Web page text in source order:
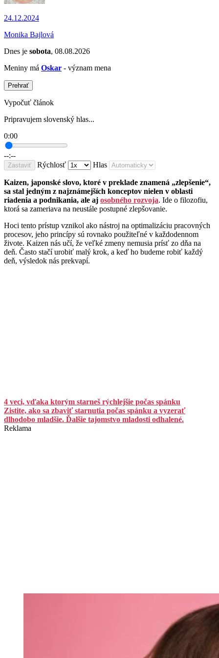
24.12.2024
Monika Bajlová
Dnes je sobota, 08.08.2026
Meniny má Oskar - význam mena
Prehrať
Vypočuť článok
Pripravujem slovenský hlas...
0:00
--:--
Zastaviť Rýchlosť Hlas
Kaizen, japonské slovo, ktoré v preklade znamená „zlepšenie“,
sa stal jedným z najznámejších konceptov nielen v oblasti
riadenia a podnikania, ale aj osobného rozvoja. Ide o filozofiu,
ktorá sa zameriava na neustále postupné zlepšovanie.
Hoci tento prístup vznikol ako nástroj na optimalizáciu pracovných
procesov, jeho princípy sú rovnako použiteľné v každodennom
živote. Kaizen nás učí, že veľké zmeny nemusia prísť zo dňa na
deň. Často stačí urobiť malý krok, a keď ho budeme robiť každý
deň, výsledok nás prekvapí.
4 veci, vďaka ktorým starneš rýchlejšie počas spánku
Zistite, ako sa zbaviť starnutia počas spánku a vyzerať
dlhodobo mladšie. Ďalšie tajomstvo mladosti odhalené.
Reklama